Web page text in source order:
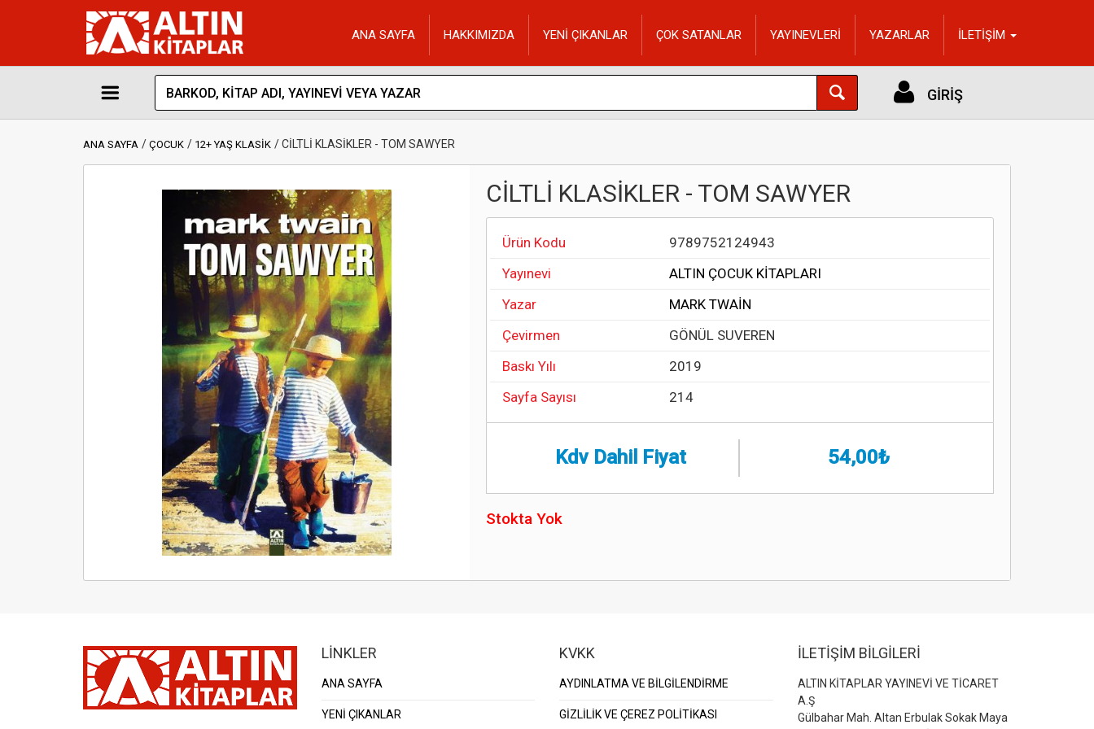
ANA SAYFA HAKKIMIZDA YENİ ÇIKANLAR ÇOK SATANLAR YAYINEVLERİ YAZARLAR İLETİŞİM
GİRİŞ
ANA SAYFA ÇOCUK 12+ YAŞ KLASİK CİLTLİ KLASİKLER - TOM SAWYER
CİLTLİ KLASİKLER - TOM SAWYER
Ürün Kodu
9789752124943
Yayınevi
ALTIN ÇOCUK KİTAPLARI
Yazar
MARK TWAİN
Çevirmen
GÖNÜL SUVEREN
Baskı Yılı
2019
Sayfa Sayısı
214
Kdv Dahil Fiyat 54,00₺
Stokta Yok
LİNKLER
ANA SAYFA
YENİ ÇIKANLAR
KVKK
AYDINLATMA VE BİLGİLENDİRME
GİZLİLİK VE ÇEREZ POLİTİKASI
İLETİŞİM BİLGİLERİ
ALTIN KİTAPLAR YAYINEVİ VE TİCARET
A.Ş
Gülbahar Mah. Altan Erbulak Sokak Maya